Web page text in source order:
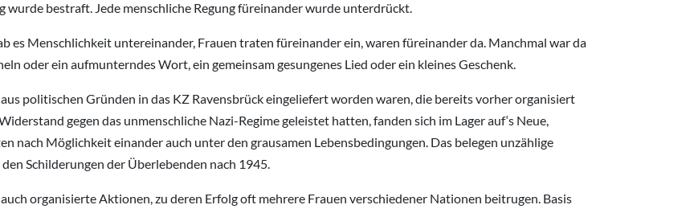
wurde bestraft. Jede menschliche Regung füreinander wurde unterdrückt.
es Menschlichkeit untereinander, Frauen traten füreinander ein, waren füreinander da. Manchmal war da
oder ein aufmunterndes Wort, ein gemeinsam gesungenes Lied oder ein kleines Geschenk.
aus politischen Gründen in das KZ Ravensbrück eingeliefert worden waren, die bereits vorher organisiert
gegen das unmenschliche Nazi-Regime geleistet hatten, fanden sich im Lager auf‘s Neue,
nach Möglichkeit einander auch unter den grausamen Lebensbedingungen. Das belegen unzählige
Schilderungen der Überlebenden nach 1945.
auch organisierte Aktionen, zu deren Erfolg oft mehrere Frauen verschiedener Nationen beitrugen. Basis